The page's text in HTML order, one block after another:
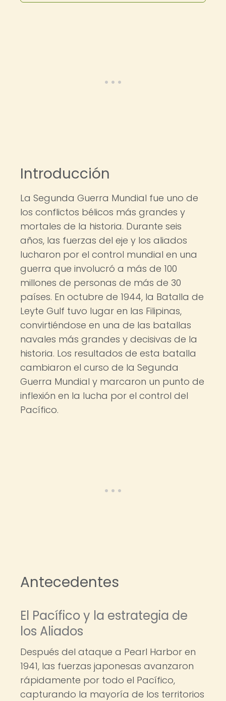
Introducción
La Segunda Guerra Mundial fue uno de
los conflictos bélicos más grandes y
mortales de la historia. Durante seis
años, las fuerzas del eje y los aliados
lucharon por el control mundial en una
guerra que involucró a más de 100
millones de personas de más de 30
países. En octubre de 1944, la Batalla de
Leyte Gulf tuvo lugar en las Filipinas,
convirtiéndose en una de las batallas
navales más grandes y decisivas de la
historia. Los resultados de esta batalla
cambiaron el curso de la Segunda
Guerra Mundial y marcaron un punto de
inflexión en la lucha por el control del
Pacífico.
Antecedentes
El Pacífico y la estrategia de
los Aliados
Después del ataque a Pearl Harbor en
1941, las fuerzas japonesas avanzaron
rápidamente por todo el Pacífico,
capturando la mayoría de los territorios